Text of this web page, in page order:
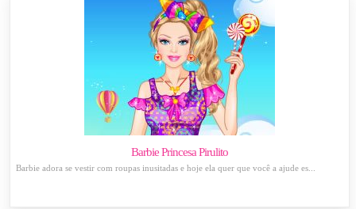
Barbie Princesa Pirulito
Barbie adora se vestir com roupas inusitadas e hoje ela quer que você a ajude es...